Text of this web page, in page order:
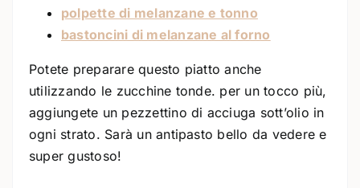
polpette di melanzane e tonno
bastoncini di melanzane al forno
Potete preparare questo piatto anche
utilizzando le zucchine tonde. per un tocco più,
aggiungete un pezzettino di acciuga sott’olio in
ogni strato. Sarà un antipasto bello da vedere e
super gustoso!